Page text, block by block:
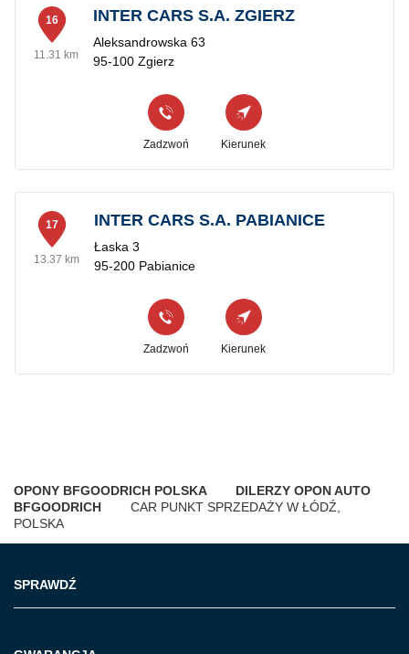
16
11.31 km
INTER CARS S.A. ZGIERZ
Aleksandrowska 63
95-100 Zgierz
Zadzwoń Kierunek
17
13.37 km
INTER CARS S.A. PABIANICE
Łaska 3
95-200 Pabianice
Zadzwoń Kierunek
OPONY BFGOODRICH POLSKA
DILERZY OPON AUTO
BFGOODRICH
CAR PUNKT SPRZEDAŻY W ŁÓDŹ,
POLSKA
SPRAWDŹ